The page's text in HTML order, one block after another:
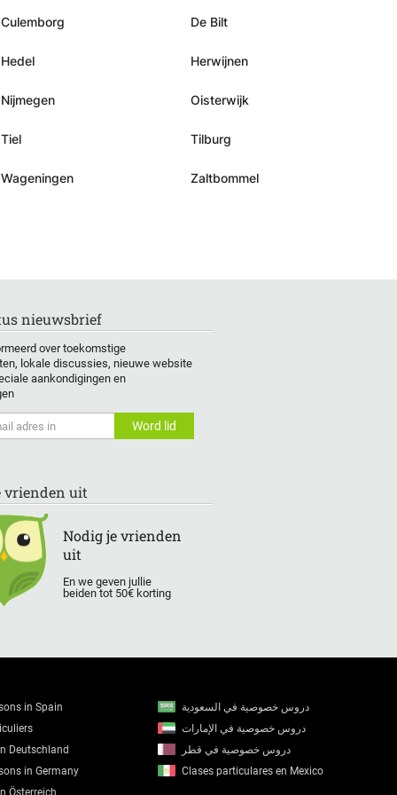
Culemborg De Bilt
Hedel Herwijnen
Nijmegen Oisterwijk
Tiel Tilburg
Wageningen Zaltbommel
nieuwsbrief
over toekomstige
lokale discussies, nieuwe website
aankondigingen en
vrienden uit
Nodig je vrienden
uit
En we geven jullie
beiden tot 50€ korting
in Spain
Deutschland
in Germany
Österreich
دروس خصوصية في السعودية
دروس خصوصية في الإمارات
دروس خصوصية في قطر
Clases particulares en Mexico